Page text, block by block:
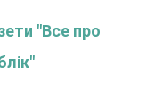
"Все про